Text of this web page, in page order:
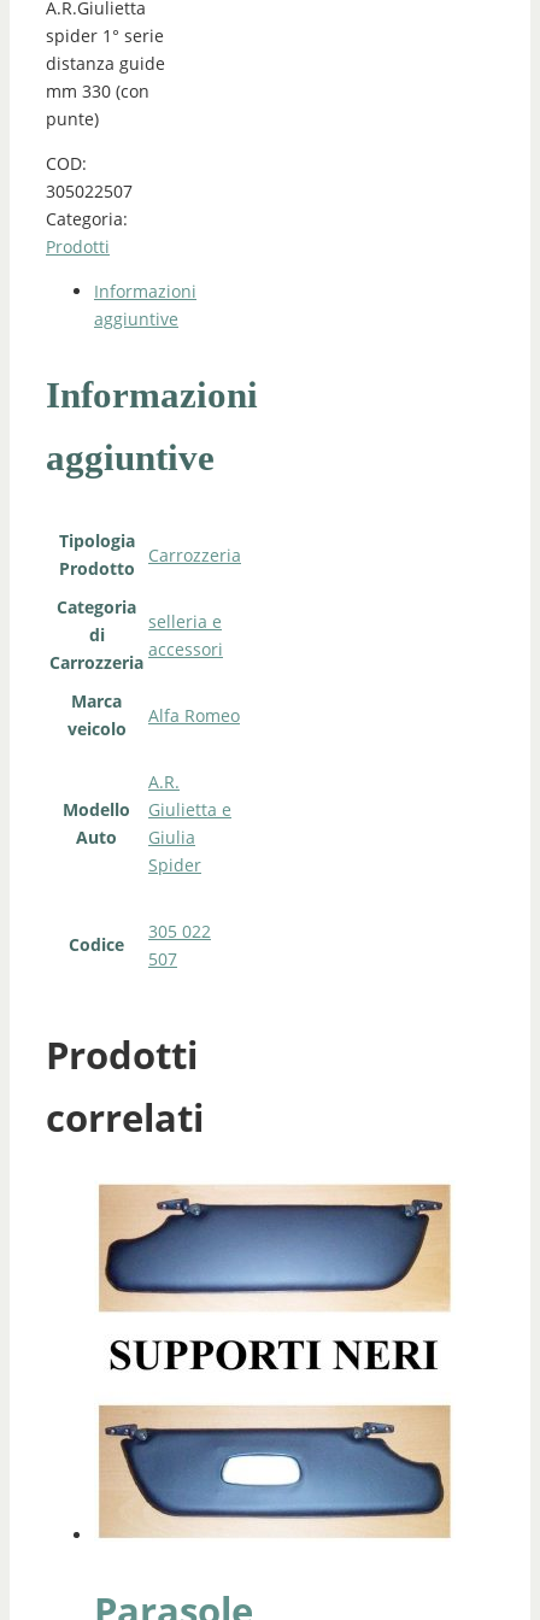
A.R.Giulietta
spider 1° serie
distanza guide
mm 330 (con
punte)
COD:
305022507
Categoria:
Prodotti
Informazioni
aggiuntive
Informazioni
aggiuntive
Tipologia
Prodotto
Carrozzeria
Categoria
di
Carrozzeria
selleria e
accessori
Marca
veicolo
Alfa Romeo
Modello
Auto
A.R.
Giulietta e
Giulia
Spider
Codice
305 022
507
Prodotti
correlati